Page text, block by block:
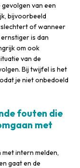
van een
bijvoorbeeld
of wanneer
is dan
om ook
van de
Bij twijfel is het
je niet onbedoeld
fouten die
met
intern melden,
gaat en de